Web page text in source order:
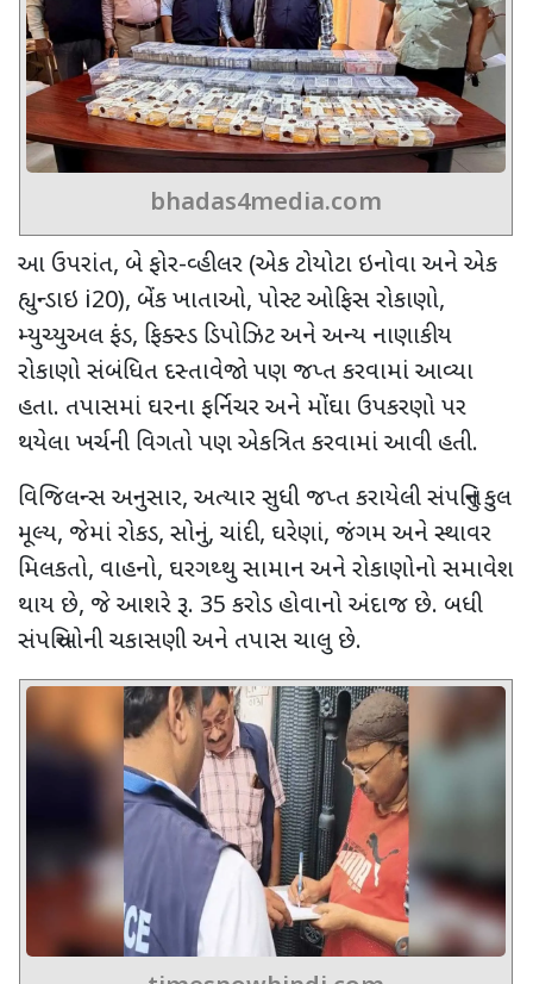
bhadas4media.com
આ ઉપરાંત, બે ફોર-વ્હીલર (એક ટોયોટા ઇનોવા અને એક
હ્યુન્ડાઇ i20), બેંક ખાતાઓ, પોસ્ટ ઓફિસ રોકાણો,
મ્યુચ્યુઅલ ફંડ, ફિક્સ્ડ ડિપોઝિટ અને અન્ય નાણાકીય
રોકાણો સંબંધિત દસ્તાવેજો પણ જપ્ત કરવામાં આવ્યા
હતા. તપાસમાં ઘરના ફર્નિચર અને મોંઘા ઉપકરણો પર
થયેલા ખર્ચની વિગતો પણ એકત્રિત કરવામાં આવી હતી.
વિજિલન્સ અનુસાર, અત્યાર સુધી જપ્ત કરાયેલી સંપત્તિનું કુલ
મૂલ્ય, જેમાં રોકડ, સોનું, ચાંદી, ઘરેણાં, જંગમ અને સ્થાવર
મિલકતો, વાહનો, ઘરગથ્થુ સામાન અને રોકાણોનો સમાવેશ
થાય છે, જે આશરે રૂ. 35 કરોડ હોવાનો અંદાજ છે. બધી
સંપત્તિઓની ચકાસણી અને તપાસ ચાલુ છે.